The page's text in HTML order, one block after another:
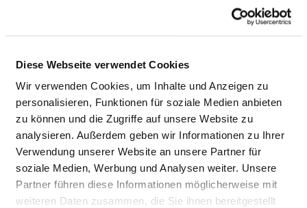
Diese Webseite verwendet Cookies
Wir verwenden Cookies, um Inhalte und Anzeigen zu
personalisieren, Funktionen für soziale Medien anbieten
zu können und die Zugriffe auf unsere Website zu
analysieren. Außerdem geben wir Informationen zu Ihrer
Verwendung unserer Website an unsere Partner für
soziale Medien, Werbung und Analysen weiter. Unsere
Partner führen diese Informationen möglicherweise mit
weiteren Daten zusammen, die Sie ihnen bereitgestellt
HYGIENE
HYGIENEBEAUFTRAGTE/R
Ein/e Hygienebeauftragte/r wurde nicht